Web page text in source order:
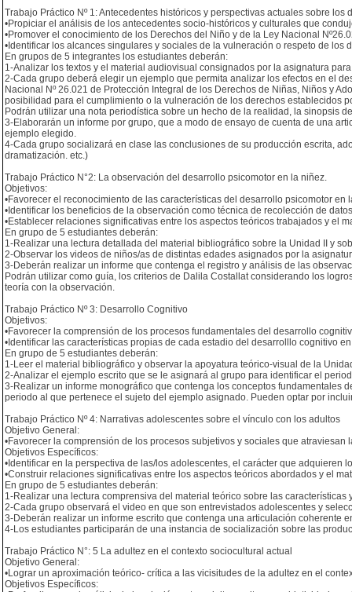
Trabajo Práctico Nº 1: Antecedentes históricos y perspectivas actuales sobre
•Propiciar el análisis de los antecedentes socio-históricos y culturales que
•Promover el conocimiento de los Derechos del Niño y de la Ley Nacional
•Identificar los alcances singulares y sociales de la vulneración o respeto de los
En grupos de 5 integrantes los estudiantes deberán:
1-Analizar los textos y el material audiovisual consignados por la asignatura
2-Cada grupo deberá elegir un ejemplo que permita analizar los efectos en el
Nacional Nº 26.021 de Protección Integral de los Derechos de Niñas, Niños y
posibilidad para el cumplimiento o la vulneración de los derechos establecidos
Podrán utilizar una nota periodística sobre un hecho de la realidad, la sinopsis
3-Elaborarán un informe por grupo, que a modo de ensayo de cuenta de una
ejemplo elegido.
4-Cada grupo socializará en clase las conclusiones de su producción escrita,
dramatización. etc.)
Trabajo Práctico N°2: La observación del desarrollo psicomotor en la niñez.
Objetivos:
•Favorecer el reconocimiento de las características del desarrollo psicomotor en
•Identificar los beneficios de la observación como técnica de recolección de datos
•Establecer relaciones significativas entre los aspectos teóricos trabajados y el
En grupo de 5 estudiantes deberán:
1-Realizar una lectura detallada del material bibliográfico sobre la Unidad II y
2-Observar los videos de niños/as de distintas edades asignados por la
3-Deberán realizar un informe que contenga el registro y análisis de las
Podrán utilizar como guía, los criterios de Dalila Costallat considerando los
teoría con la observación.
Trabajo Práctico Nº 3: Desarrollo Cognitivo
Objetivos:
•Favorecer la comprensión de los procesos fundamentales del desarrollo
•Identificar las características propias de cada estadio del desarrolllo cognitivo
En grupo de 5 estudiantes deberán:
1-Leer el material bibliográfico y observar la apoyatura teórico-visual de la
2-Analizar el ejemplo escrito que se le asignará al grupo para identificar el
3-Realizar un informe monográfico que contenga los conceptos fundamentales
periodo al que pertenece el sujeto del ejemplo asignado. Pueden optar por
Trabajo Práctico Nº 4: Narrativas adolescentes sobre el vínculo con los adultos
Objetivo General:
•Favorecer la comprensión de los procesos subjetivos y sociales que
Objetivos Específicos:
•Identificar en la perspectiva de las/los adolescentes, el carácter que
•Construir relaciones significativas entre los aspectos teóricos abordados y el
En grupo de 5 estudiantes deberán:
1-Realizar una lectura comprensiva del material teórico sobre las
2-Cada grupo observará el video en que son entrevistados adolescentes y
3-Deberán realizar un informe escrito que contenga una articulación coherente
4-Los estudiantes participarán de una instancia de socialización sobre las
Trabajo Práctico N°: 5 La adultez en el contexto sociocultural actual
Objetivo General:
•Lograr un aproximación teórico- crítica a las vicisitudes de la adultez en el
Objetivos Específicos: